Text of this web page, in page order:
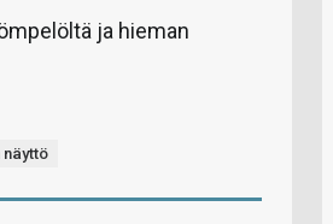
ja hieman
näyttö